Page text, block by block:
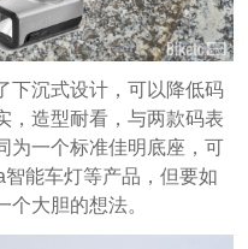
下沉式设计，可以降低码
，造型耐看，与两款码表
为一个标准佳明底座，可
能车灯等产品，但要如
大胆的想法。